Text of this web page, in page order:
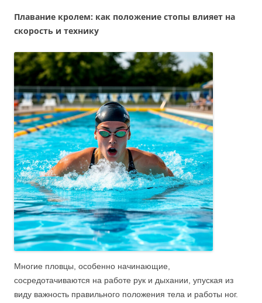
Плавание кролем: как положение стопы влияет на
скорость и технику
Многие пловцы, особенно начинающие,
сосредотачиваются на работе рук и дыхании, упуская из
виду важность правильного положения тела и работы ног.